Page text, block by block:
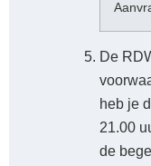
De
heb je
21.00
de